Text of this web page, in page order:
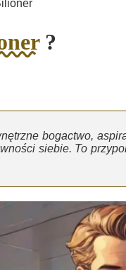
?
bogactwo,
siebie. To